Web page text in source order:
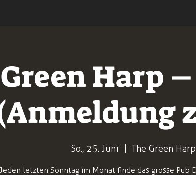
Harp
So., 25. Juni The Green Harp
Jeden letzten Sonntag im Monat finde das grosse Pub